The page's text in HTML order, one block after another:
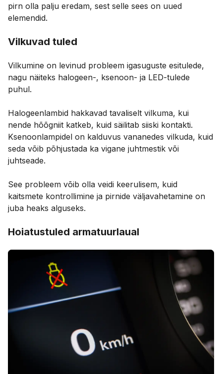
pirn olla palju eredam, sest selle sees on uued
elemendid.
Vilkuvad tuled
Vilkumine on levinud probleem igasuguste esitulede,
nagu näiteks halogeen-, ksenoon- ja LED-tulede
puhul.
Halogeenlambid hakkavad tavaliselt vilkuma, kui
nende hõõgniit katkeb, kuid säilitab siiski kontakti.
Ksenoonlampidel on kalduvus vananedes vilkuda, kuid
seda võib põhjustada ka vigane juhtmestik või
juhtseade.
See probleem võib olla veidi keerulisem, kuid
kaitsmete kontrollimine ja pirnide väljavahetamine on
juba heaks alguseks.
Hoiatustuled armatuurlaual